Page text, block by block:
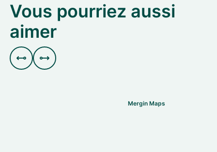
Vous pourriez aussi
aimer
 
Mergin Maps